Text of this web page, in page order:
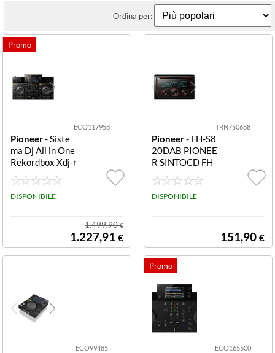
Ordina per:
ECO117958
Pioneer- Siste
ma Dj All in One
Rekordbox Xdj-r
r Nero PIONEE
R CONSOLLE X
DJ-RRPIONEER
DBOX SYSTEM
DISPONIBILE
1.499,90€
1.227,91 €
TRN750688
Pioneer- FH-S8
20DAB PIONEE
R SINTOCD FH-
S820DAB DOP
PIO DINSINTOL
ETTORE CD 2D
DISPONIBILE
151,90 €
ECO99485 ECO165500